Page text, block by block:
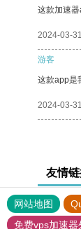
这款加速
2024-03-31
游客
这款app是
2024-03-31
友情
网站地图
免费vps加速器